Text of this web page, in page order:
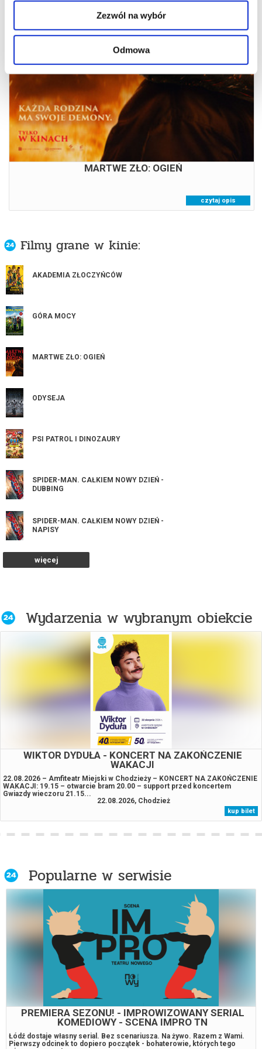
Zezwól na wybór
Odmowa
MARTWE ZŁO: OGIEŃ
czytaj opis
Filmy grane w kinie:
AKADEMIA ZŁOCZYŃCÓW
GÓRA MOCY
MARTWE ZŁO: OGIEŃ
ODYSEJA
PSI PATROL I DINOZAURY
SPIDER-MAN. CAŁKIEM NOWY DZIEŃ -
DUBBING
SPIDER-MAN. CAŁKIEM NOWY DZIEŃ -
NAPISY
więcej
Wydarzenia w wybranym obiekcie
WIKTOR DYDUŁA - KONCERT NA ZAKOŃCZENIE
WAKACJI
22.08.2026 – Amfiteatr Miejski w Chodzieży – KONCERT NA ZAKOŃCZENIE
WAKACJI: 19.15 – otwarcie bram 20.00 – support przed koncertem
Gwiazdy wieczoru 21.15...
22.08.2026, Chodzież
kup bilet
Popularne w serwisie
PREMIERA SEZONU! - IMPROWIZOWANY SERIAL
KOMEDIOWY - SCENA IMPRO TN
Łódź dostaje własny serial. Bez scenariusza. Na żywo. Razem z Wami.
Pierwszy odcinek to dopiero początek - bohaterowie, których tego